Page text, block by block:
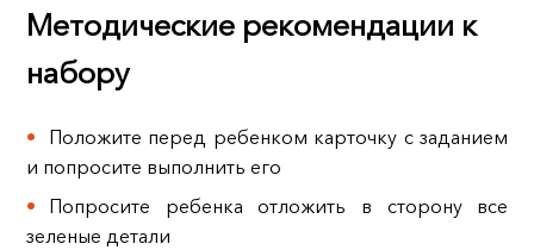
Методические рекомендации к
набору
Положите перед ребенком карточку с заданием
и попросите выполнить его
Попросите ребенка отложить в сторону все
зеленые детали